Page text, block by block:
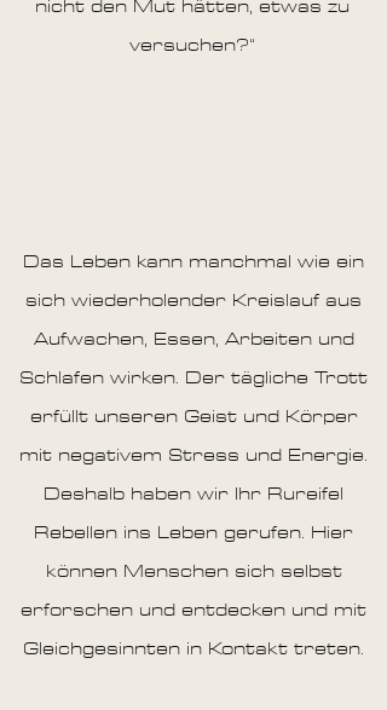
nicht den Mut hätten, etwas zu
versuchen?“
Das Leben kann manchmal wie ein
sich wiederholender Kreislauf aus
Aufwachen, Essen, Arbeiten und
Schlafen wirken. Der tägliche Trott
erfüllt unseren Geist und Körper
mit negativem Stress und Energie.
Deshalb haben wir Ihr Rureifel
Rebellen ins Leben gerufen. Hier
können Menschen sich selbst
erforschen und entdecken und mit
Gleichgesinnten in Kontakt treten.